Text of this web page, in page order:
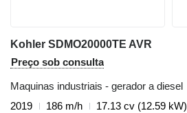
Kohler SDMO20000TE AVR
Preço sob consulta
Maquinas industriais - gerador a diesel
2019
186 m/h
17.13 cv (12.59 kW)